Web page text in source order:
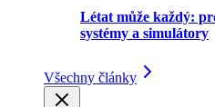
Létat může každý:
systémy a simulátory
Všechny články